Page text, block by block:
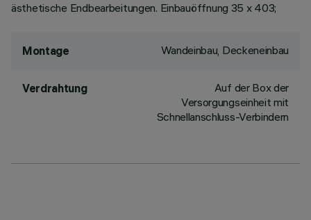
ästhetische Endbearbeitungen. Einbauöffnung 35 x 403;
Montage Wandeinbau, Deckeneinbau
Verdrahtung
Auf der Box der
Versorgungseinheit mit
Schnellanschluss-Verbindern